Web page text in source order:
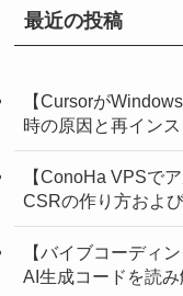
最近の投稿
【Cursorが
時の原因と再イン
【ConoHa VPSで
CSRの作り方およ
【バイブコーディ
AI生成コードを読